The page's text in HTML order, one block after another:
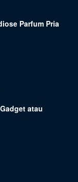
Parfum Pria
atau